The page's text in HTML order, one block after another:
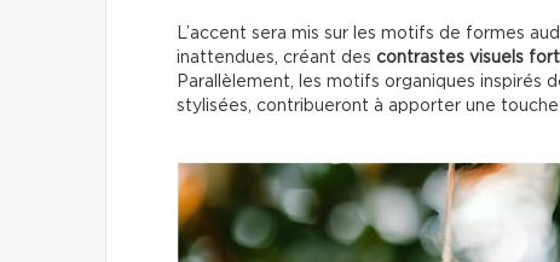
L’accent sera mis sur les motifs de formes
inattendues, créant des contrastes visuels
Parallèlement, les motifs organiques inspirés
stylisées, contribueront à apporter une